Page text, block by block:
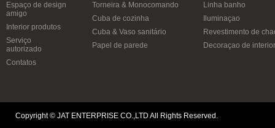
Espaço de design
amigo
Interior produtos
Serviço
autorizado
Contatos
Torneira & Monocomando
Linha banho
Cuba de cozinha
Iluminaçao
Cuba & Vaso sanitário
Revestimento de
Papel de parede
Decoraçao de interior
Copyright © JAT ENTERPRISE CO.,LTD All Rights Reserved.